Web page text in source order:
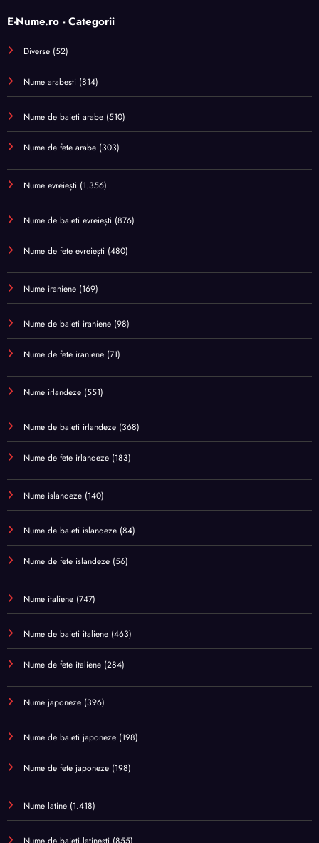
E-Nume.ro - Categorii
Diverse (52)
Nume arabesti (814)
Nume de baieti arabe (510)
Nume de fete arabe (303)
Nume evreiești (1.356)
Nume de baieti evreiești (876)
Nume de fete evreiești (480)
Nume iraniene (169)
Nume de baieti iraniene (98)
Nume de fete iraniene (71)
Nume irlandeze (551)
Nume de baieti irlandeze (368)
Nume de fete irlandeze (183)
Nume islandeze (140)
Nume de baieti islandeze (84)
Nume de fete islandeze (56)
Nume italiene (747)
Nume de baieti italiene (463)
Nume de fete italiene (284)
Nume japoneze (396)
Nume de baieti japoneze (198)
Nume de fete japoneze (198)
Nume latine (1.418)